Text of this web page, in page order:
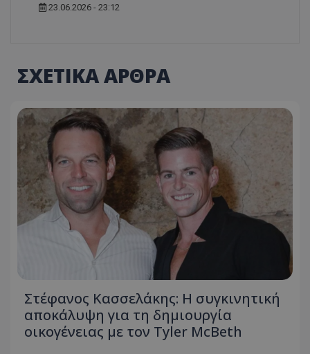
23.06.2026 - 23:12
ΣΧΕΤΙΚΑ ΑΡΘΡΑ
Στέφανος Κασσελάκης: Η συγκινητική
αποκάλυψη για τη δηµιουργία
οικογένειας με τον Tyler McBeth